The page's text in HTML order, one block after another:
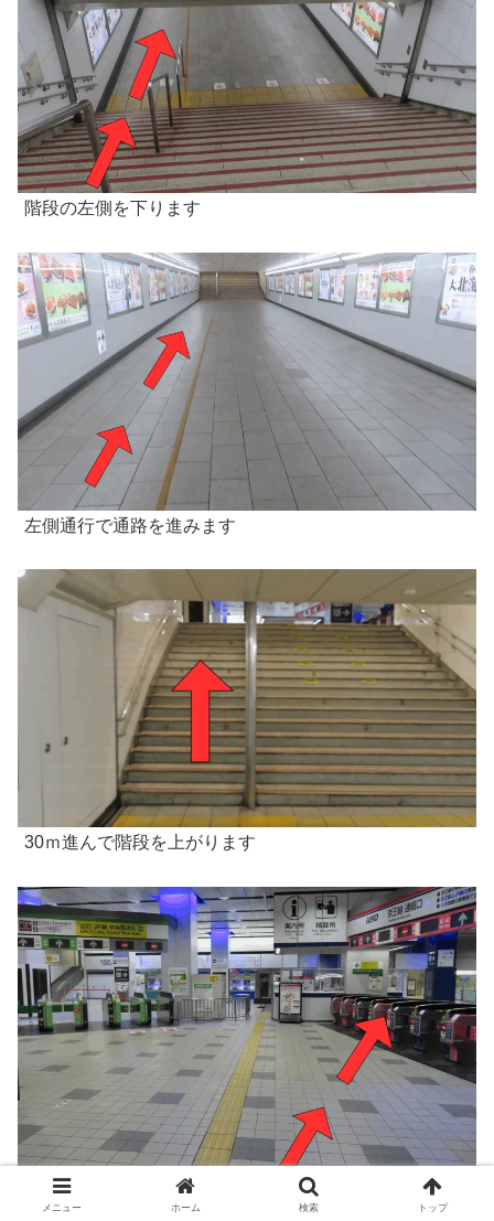
階段の左側を下ります
左側通行で通路を進みます
30ｍ進んで階段を上がります
階段上がって斜め右へ進みます
メニュー ホーム 検索 トップ